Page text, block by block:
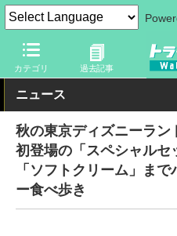
カテゴリ 過去記事
トラベル Watch 旅の情報 観
ニュース
秋の東京ディズニーラ
初登場の「スペシャルセ
「ソフトクリーム」ま
ー食べ歩き